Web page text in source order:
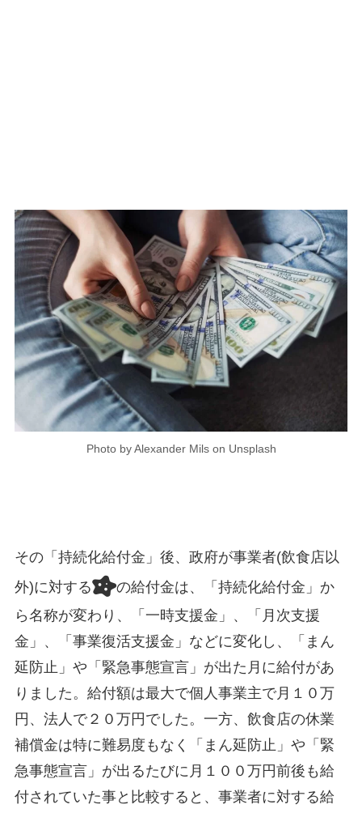
Photo by Alexander Mils on Unsplash
その「持続化給付金」後、政府が事業者(飲食店以
外)に対する
の給付金は、「持続化給付金」か
ら名称が変わり、「一時支援金」、「月次支援
金」、「事業復活支援金」などに変化し、「まん
延防止」や「緊急事態宣言」が出た月に給付があ
りました。給付額は最大で個人事業主で月１０万
円、法人で２０万円でした。一方、飲食店の休業
補償金は特に難易度もなく「まん延防止」や「緊
急事態宣言」が出るたびに月１００万円前後も給
付されていた事と比較すると、事業者に対する給